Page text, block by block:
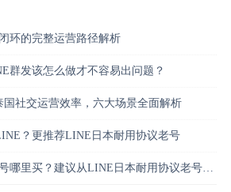
环的完整运营路径解析
群发该怎么做才不容易出问题？
国社交运营效率，六大场景全面解析
？更推荐LINE日本耐用协议老号
里买？建议从LINE日本耐用协议老号入手